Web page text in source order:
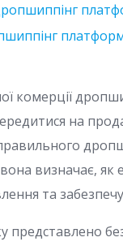
комерції
на
вона визначає,
та
представлено